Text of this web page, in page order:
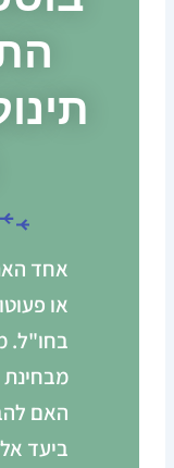
אחד
או
בחו"ל.
מבחינת
האם
ביעד